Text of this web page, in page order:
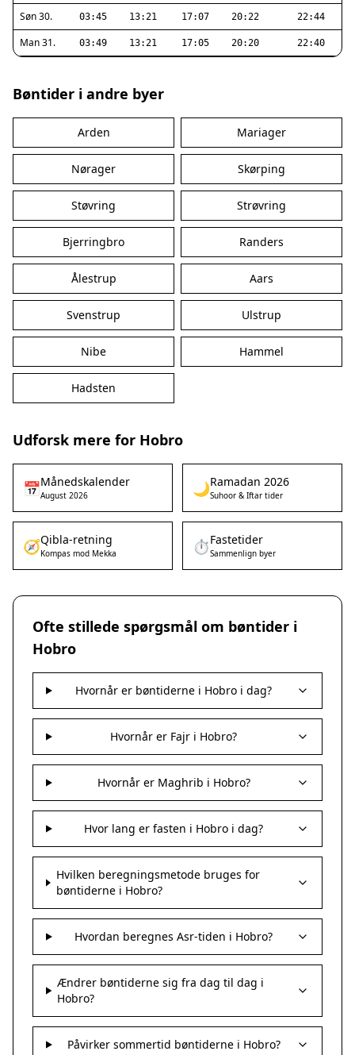
Søn 30. 03:45 13:21 17:07 20:22 22:44
Man 31. 03:49 13:21 17:05 20:20 22:40
Bøntider i andre byer
Arden Mariager
Nørager Skørping
Støvring Strøvring
Bjerringbro Randers
Ålestrup Aars
Svenstrup Ulstrup
Nibe Hammel
Hadsten
Udforsk mere for Hobro
📅Månedskalender
August 2026 🌙Ramadan 2026
Suhoor & Iftar tider
🧭Qibla-retning
Kompas mod Mekka ⏱️Fastetider
Sammenlign byer
Ofte stillede spørgsmål om bøntider i
Hobro
Hvornår er bøntiderne i Hobro i dag?
Hvornår er Fajr i Hobro?
Hvornår er Maghrib i Hobro?
Hvor lang er fasten i Hobro i dag?
Hvilken beregningsmetode bruges for
bøntiderne i Hobro?
Hvordan beregnes Asr-tiden i Hobro?
Ændrer bøntiderne sig fra dag til dag i
Hobro?
Påvirker sommertid bøntiderne i Hobro?